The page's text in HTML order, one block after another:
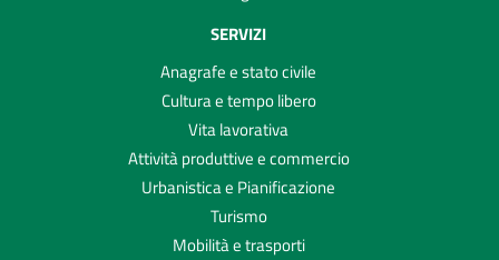
SERVIZI
Anagrafe e stato civile
Cultura e tempo libero
Vita lavorativa
Attività produttive e commercio
Urbanistica e Pianificazione
Turismo
Mobilità e trasporti